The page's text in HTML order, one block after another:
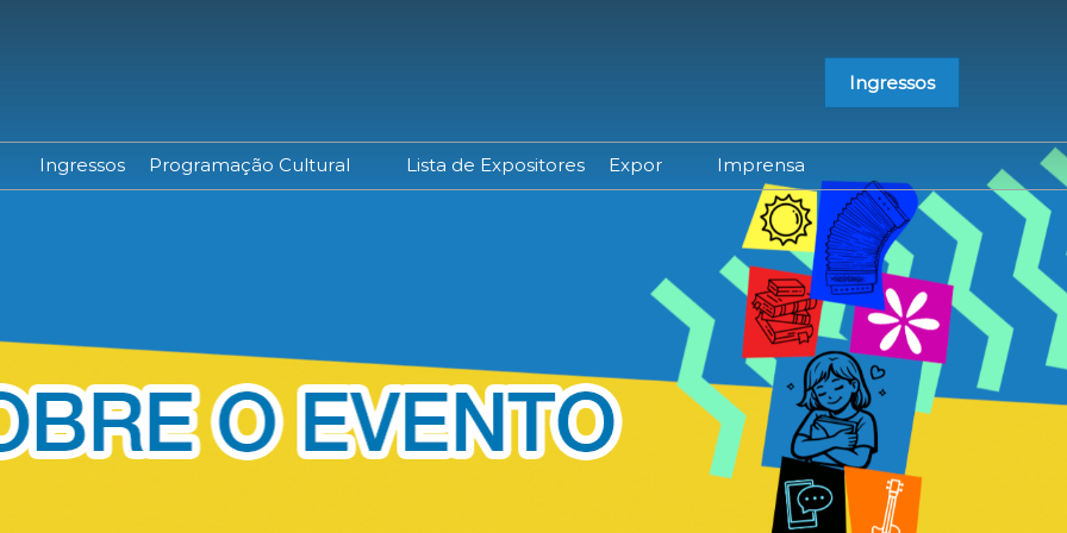
Ingressos
de Expositores
Chegar
Holiday Inn
Ingressos
Programação Cultural
Lista de Expositores
Expor
Já sou Expositor
Lista de Expositores
Lista de Produtos
Portal do Expositor
Imprensa
Credenciamento
Contato
Releases do Evento